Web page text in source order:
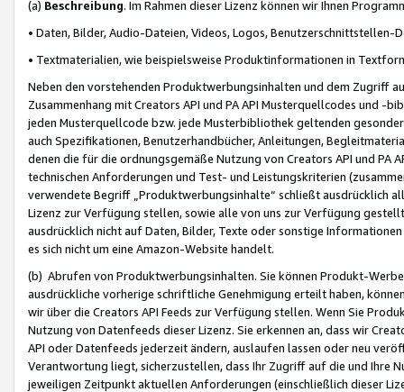
(a) Beschreibung. Im Rahmen dieser Lizenz können wir Ihnen
• Daten, Bilder, Audio-Dateien, Videos, Logos, Benutzerschnittstellen-
• Textmaterialien, wie beispielsweise Produktinformationen in
Neben den vorstehenden Produktwerbungsinhalten und dem Zugriff
Zusammenhang mit Creators API und PA API Musterquellcodes und
jeden Musterquellcode bzw. jede Musterbibliothek geltenden
auch Spezifikationen, Benutzerhandbücher, Anleitungen,
denen die für die ordnungsgemäße Nutzung von Creators API und PA
technischen Anforderungen und Test- und Leistungskriterien
verwendete Begriff „Produktwerbungsinhalte“ schließt ausdrücklich
Lizenz zur Verfügung stellen, sowie alle von uns zur Verfügung
ausdrücklich nicht auf Daten, Bilder, Texte oder sonstige
es sich nicht um eine Amazon-Website handelt.
(b) Abrufen von Produktwerbungsinhalten. Sie können Produkt-
ausdrückliche vorherige schriftliche Genehmigung erteilt haben,
wir über die Creators API Feeds zur Verfügung stellen. Wenn Sie
Nutzung von Datenfeeds dieser Lizenz. Sie erkennen an, dass wir
API oder Datenfeeds jederzeit ändern, auslaufen lassen oder neu
Verantwortung liegt, sicherzustellen, dass Ihr Zugriff auf die und Ihre
jeweiligen Zeitpunkt aktuellen Anforderungen (einschließlich dieser